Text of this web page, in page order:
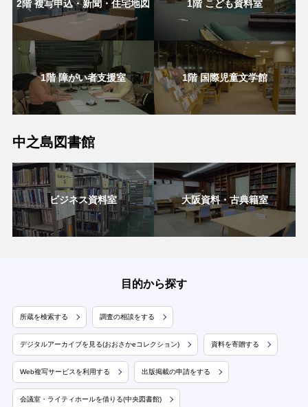
2階 複写申込・新聞・住宅地図 1階 こども資料室
1階 障がい者支援室 1階 国際児童文学館
中之島図書館
ビジネス資料室 大阪資料・古典籍室
目的から探す
所蔵を検索する 調査の相談をする
デジタルアーカイブを見る(おおさかeコレクション) 資料を寄贈する
Web複写サービスを利用する 出版掲載の申請をする
会議室・ライティホールを借りる(中央図書館)